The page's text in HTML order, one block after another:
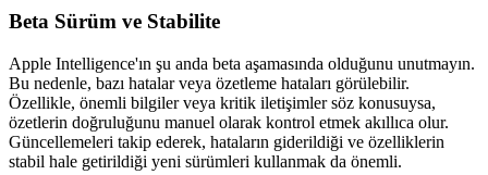
Beta Sürüm ve Stabilite
Apple Intelligence'ın şu anda beta aşamasında olduğunu unutmayın.
Bu nedenle, bazı hatalar veya özetleme hataları görülebilir.
Özellikle, önemli bilgiler veya kritik iletişimler söz konusuysa,
özetlerin doğruluğunu manuel olarak kontrol etmek akıllıca olur.
Güncellemeleri takip ederek, hataların giderildiği ve özelliklerin
stabil hale getirildiği yeni sürümleri kullanmak da önemli.